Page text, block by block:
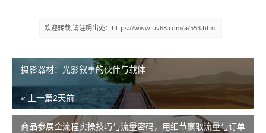
欢迎转载,请注明出处：https://www.uv68.com/a/553.html
摄影器材：光影叙事的伙伴与载体
« 上一篇2天前
商品参展全流程实操技巧与流量密码，用细节赢取流量与订单